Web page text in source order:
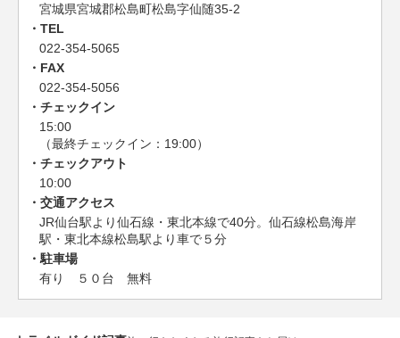
宮城県宮城郡松島町松島字仙随35-2
TEL
022-354-5065
FAX
022-354-5056
チェックイン
15:00
（最終チェックイン：19:00）
チェックアウト
10:00
交通アクセス
JR仙台駅より仙石線・東北本線で40分。仙石線松島海岸
駅・東北本線松島駅より車で５分
駐車場
有り ５０台 無料